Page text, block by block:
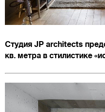
Студия JP architects
кв. метра в стилистике